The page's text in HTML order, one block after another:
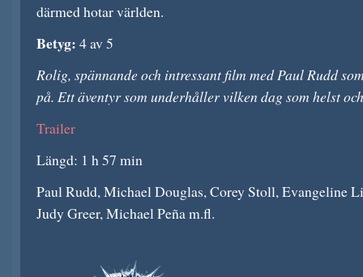
därmed hotar världen.
Betyg: 4 av 5
Rolig, spännande och intressant film med Paul Rudd
på. Ett äventyr som underhåller vilken dag som helst
Trailer
Längd: 1 h 57 min
Paul Rudd, Michael Douglas, Corey Stoll, Evangeline
Judy Greer, Michael Peña m.fl.